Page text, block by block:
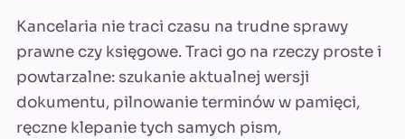
Kancelaria nie traci czasu na trudne sprawy
prawne czy księgowe. Traci go na rzeczy proste i
powtarzalne: szukanie aktualnej wersji
dokumentu, pilnowanie terminów w pamięci,
ręczne klepanie tych samych pism,